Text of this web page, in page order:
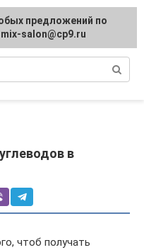
жизни
в
чтоб получать
предложений по
mix-salon@cp9.ru